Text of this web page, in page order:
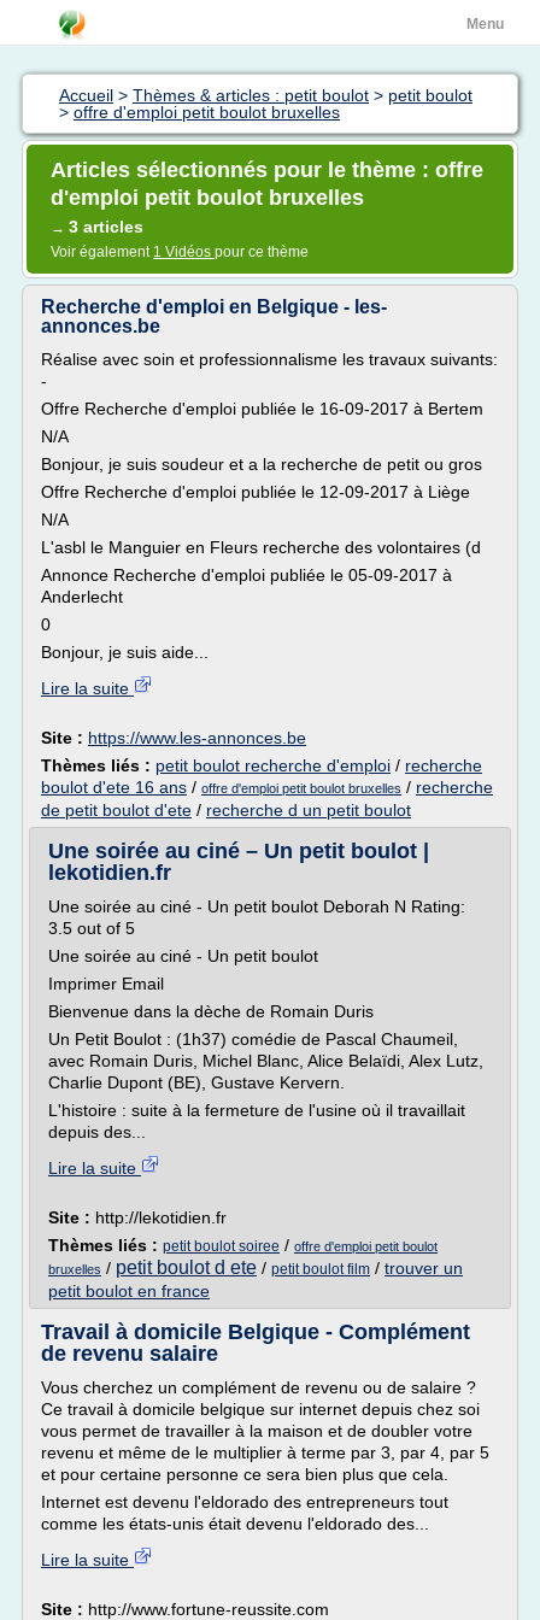
Menu
Accueil > Thèmes & articles : petit boulot > petit boulot
> offre d'emploi petit boulot bruxelles
Articles sélectionnés pour le thème : offre
d'emploi petit boulot bruxelles
→ 3 articles
Voir également 1 Vidéos pour ce thème
Recherche d'emploi en Belgique - les-
annonces.be
Réalise avec soin et professionnalisme les travaux suivants:
-
Offre Recherche d'emploi publiée le 16-09-2017 à Bertem
N/A
Bonjour, je suis soudeur et a la recherche de petit ou gros
Offre Recherche d'emploi publiée le 12-09-2017 à Liège
N/A
L'asbl le Manguier en Fleurs recherche des volontaires (d
Annonce Recherche d'emploi publiée le 05-09-2017 à
Anderlecht
0
Bonjour, je suis aide...
Lire la suite
Site : https://www.les-annonces.be
Thèmes liés : petit boulot recherche d'emploi / recherche
boulot d'ete 16 ans / offre d'emploi petit boulot bruxelles / recherche
de petit boulot d'ete / recherche d un petit boulot
Une soirée au ciné – Un petit boulot |
lekotidien.fr
Une soirée au ciné - Un petit boulot Deborah N Rating:
3.5 out of 5
Une soirée au ciné - Un petit boulot
Imprimer Email
Bienvenue dans la dèche de Romain Duris
Un Petit Boulot : (1h37) comédie de Pascal Chaumeil,
avec Romain Duris, Michel Blanc, Alice Belaïdi, Alex Lutz,
Charlie Dupont (BE), Gustave Kervern.
L'histoire : suite à la fermeture de l'usine où il travaillait
depuis des...
Lire la suite
Site : http://lekotidien.fr
Thèmes liés : petit boulot soiree / offre d'emploi petit boulot
bruxelles / petit boulot d ete / petit boulot film / trouver un
petit boulot en france
Travail à domicile Belgique - Complément
de revenu salaire
Vous cherchez un complément de revenu ou de salaire ?
Ce travail à domicile belgique sur internet depuis chez soi
vous permet de travailler à la maison et de doubler votre
revenu et même de le multiplier à terme par 3, par 4, par 5
et pour certaine personne ce sera bien plus que cela.
Internet est devenu l'eldorado des entrepreneurs tout
comme les états-unis était devenu l'eldorado des...
Lire la suite
Site : http://www.fortune-reussite.com